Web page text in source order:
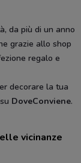
da più di un anno
grazie allo shop
regalo e
decorare la tua
DoveConviene.
vicinanze